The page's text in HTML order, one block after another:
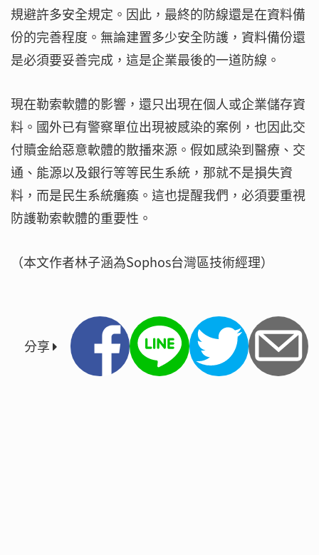
規避許多安全規定。因此，最終的防線還是在資料備
份的完善程度。無論建置多少安全防護，資料備份還
是必須要妥善完成，這是企業最後的一道防線。
現在勒索軟體的影響，還只出現在個人或企業儲存資
料。國外已有警察單位出現被感染的案例，也因此交
付贖金給惡意軟體的散播來源。假如感染到醫療、交
通、能源以及銀行等等民生系統，那就不是損失資
料，而是民生系統癱瘓。這也提醒我們，必須要重視
防護勒索軟體的重要性。
（本文作者林子涵為Sophos台灣區技術經理）
分享